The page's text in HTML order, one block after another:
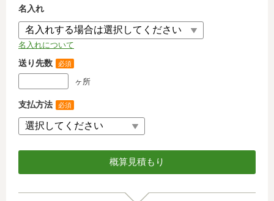
名入れ
名入れについて
送り先数 必須
ヶ所
支払方法 必須